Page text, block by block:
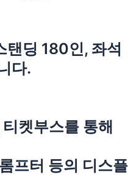
탠딩 180인, 좌석
다.
켓부스를 통해
프터 등의 디스플